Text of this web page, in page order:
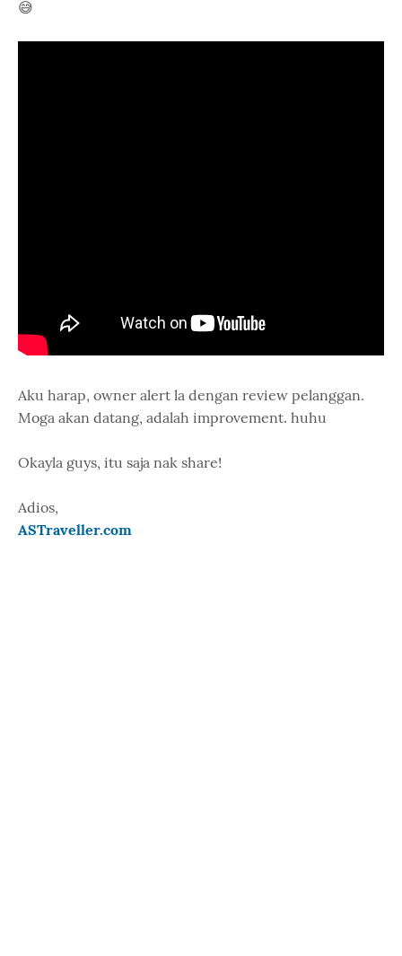
😅
Aku harap, owner alert la dengan review pelanggan.
Moga akan datang, adalah improvement. huhu
Okayla guys, itu saja nak share!
Adios,
ASTraveller.com